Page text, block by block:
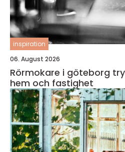
inspiration
06. August 2026
Rörmokare i göteborg trygg vvs-hjälp för
hem och fastighet